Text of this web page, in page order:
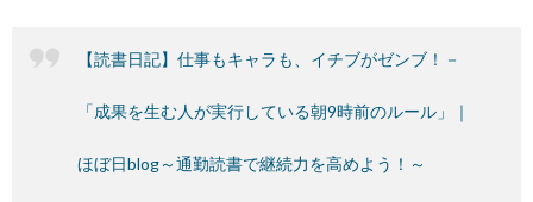
【読書日記】仕事もキャラも、イチブがゼンブ！－
「成果を生む人が実行している朝9時前のルール」｜
ほぼ日blog～通勤読書で継続力を高めよう！～